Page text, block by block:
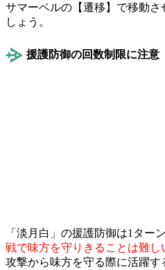
サマーベルの【遷移】で移動さ
しょう。
援護防御の回数制限に注意
「淡月白」の援護防御は1ター
戦で味方を守りきることは難し
攻撃から味方を守る際に活躍